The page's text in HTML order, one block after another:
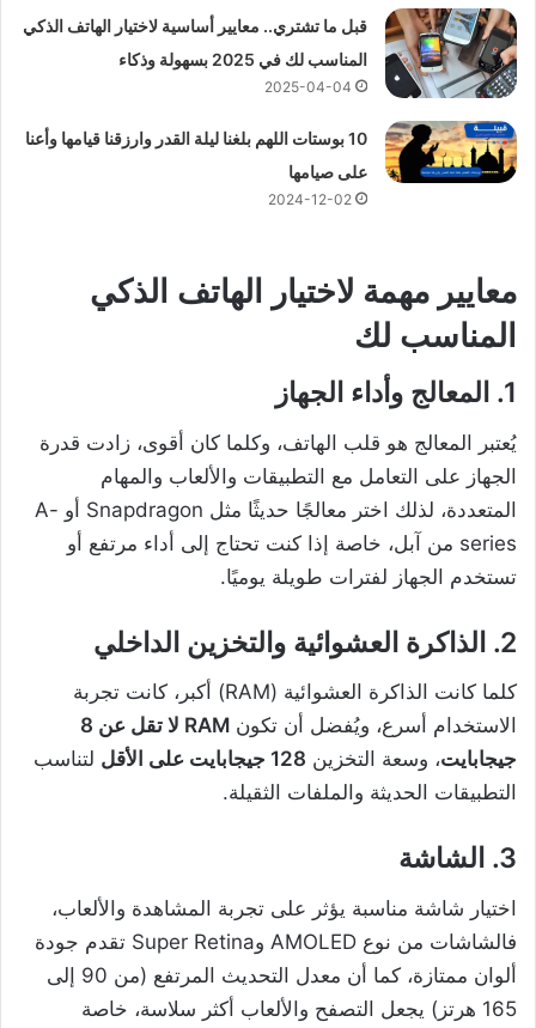
قبل ما تشتري.. معايير أساسية لاختيار الهاتف الذكي
المناسب لك في 2025 بسهولة وذكاء
2025-04-04
10 بوستات اللهم بلغنا ليلة القدر وارزقنا قيامها وأعنا
على صيامها
2024-12-02
معايير مهمة لاختيار الهاتف الذكي
المناسب لك
1. المعالج وأداء الجهاز
يُعتبر المعالج هو قلب الهاتف، وكلما كان أقوى، زادت قدرة
الجهاز على التعامل مع التطبيقات والألعاب والمهام
المتعددة، لذلك اختر معالجًا حديثًا مثل Snapdragon أو A-
series من آبل، خاصة إذا كنت تحتاج إلى أداء مرتفع أو
تستخدم الجهاز لفترات طويلة يوميًا.
2. الذاكرة العشوائية والتخزين الداخلي
كلما كانت الذاكرة العشوائية (RAM) أكبر، كانت تجربة
الاستخدام أسرع، ويُفضل أن تكون
RAM لا تقل عن 8
جيجابايت، وسعة التخزين 128 جيجابايت على الأقل
لتناسب
التطبيقات الحديثة والملفات الثقيلة.
3. الشاشة
اختيار شاشة مناسبة يؤثر على تجربة المشاهدة والألعاب،
فالشاشات من نوع AMOLED وSuper Retina تقدم جودة
ألوان ممتازة، كما أن معدل التحديث المرتفع (من 90 إلى
165 هرتز) يجعل التصفح والألعاب أكثر سلاسة، خاصة